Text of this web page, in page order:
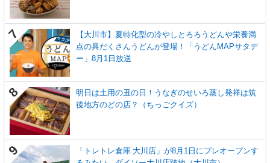
【大川市】夏特化型の冷やしとろろうどんや栄養満
点の具だくさんうどんが登場！「うどんMAPサタデ
ー」8月1日放送
明日は土用の丑の日！うなぎのせいろ蒸し発祥は筑
後地方のどの店？（ちっごクイズ）
「トレトレ倉庫 大川店」が8月1日にプレオープンす